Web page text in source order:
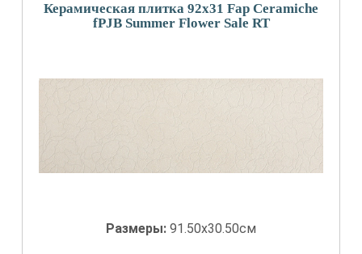
Керамическая плитка 92x31 Fap Ceramiche
fPJB Summer Flower Sale RT
Размеры: 91.50x30.50см